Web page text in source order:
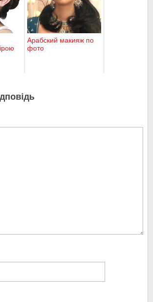
Арабский макияж по
фото